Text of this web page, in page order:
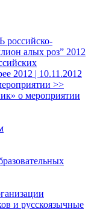
алых роз” 2012
2012 | 10.11.2012
>>
о мероприятии
и русскоязычные